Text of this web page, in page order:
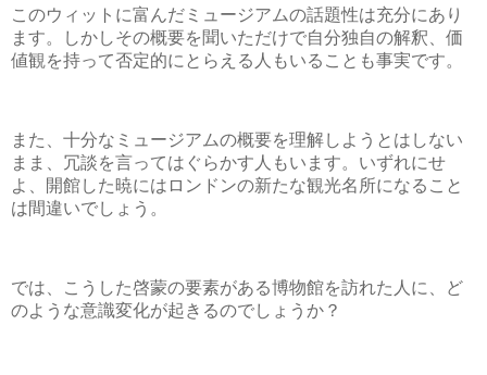
このウィットに富んだミュージアムの話題性は充分にあり
ます。しかしその概要を聞いただけで自分独自の解釈、価
値観を持って否定的にとらえる人もいることも事実です。
また、十分なミュージアムの概要を理解しようとはしない
まま、冗談を言ってはぐらかす人もいます。いずれにせ
よ、開館した暁にはロンドンの新たな観光名所になること
は間違いでしょう。
では、こうした啓蒙の要素がある博物館を訪れた人に、ど
のような意識変化が起きるのでしょうか？